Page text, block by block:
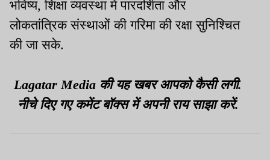
भविष्य, शिक्षा व्यवस्था में पारदर्शिता और
लोकतांत्रिक संस्थाओं की गरिमा की रक्षा सुनिश्चित
की जा सके.
Lagatar Media की यह खबर आपको कैसी लगी.
नीचे दिए गए कमेंट बॉक्स में अपनी राय साझा करें.